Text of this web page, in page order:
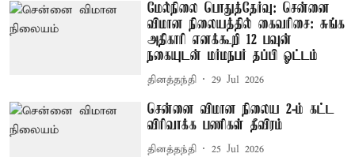
மேல்நிலை பொதுத்தேர்வு: சென்னை
விமான நிலையத்தில் கைவரிசை: சுங்க
அதிகாரி எனக்கூறி 12 பவுன்
நகையுடன் மர்மநபர் தப்பி ஓட்டம்
தினத்தந்தி 29 Jul 2026
சென்னை விமான நிலைய 2-ம் கட்ட
விரிவாக்க பணிகள் தீவிரம்
தினத்தந்தி 25 Jul 2026